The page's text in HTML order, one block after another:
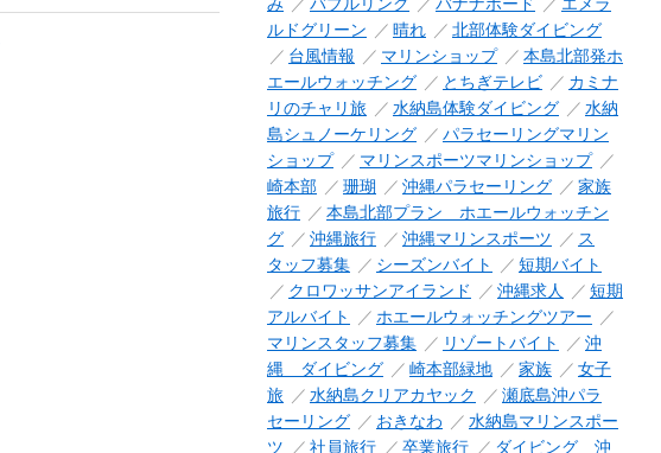
ルドグリーン
晴れ
北部体験ダイビング
台風情報
マリンショップ
本島北部発ホ
エールウォッチング
とちぎテレビ
カミナ
リのチャリ旅
水納島体験ダイビング
水納
島シュノーケリング
パラセーリングマリン
ショップ
マリンスポーツマリンショップ
崎本部
珊瑚 沖縄パラセーリング
家族
旅行
本島北部プラン ホエールウォッチン
グ
沖縄旅行 沖縄マリンスポーツ
ス
タッフ募集
シーズンバイト
短期バイト
クロワッサンアイランド
沖縄求人
短期
アルバイト
ホエールウォッチングツアー
マリンスタッフ募集
リゾートバイト
沖
縄 ダイビング
崎本部緑地 家族
女子
旅
水納島クリアカヤック
瀬底島沖パラ
セーリング
おきなわ
水納島マリンスポー
ツ
社員旅行 卒業旅行 ダイビング 沖